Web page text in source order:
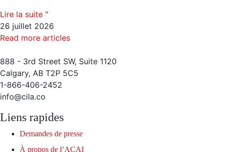
Lire la suite "
26 juillet 2026
Read more articles
888 - 3rd Street SW, Suite 1120
Calgary, AB T2P 5C5
1-866-406-2452
info@cila.co
Liens rapides
Demandes de presse
À propos de l’ACAI